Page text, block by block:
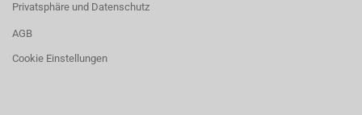
Privatsphäre und Datenschutz
AGB
Cookie Einstellungen